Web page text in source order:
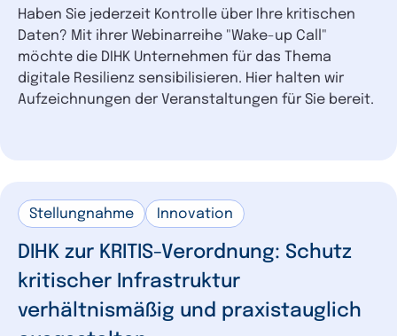
Haben Sie jederzeit Kontrolle über Ihre kritischen
Daten? Mit ihrer Webinarreihe "Wake-up Call"
möchte die DIHK Unternehmen für das Thema
digitale Resilienz sensibilisieren. Hier halten wir
Aufzeichnungen der Veranstaltungen für Sie bereit.
Stellungnahme Innovation
DIHK zur KRITIS-Verordnung: Schutz
kritischer Infrastruktur
verhältnismäßig und praxistauglich